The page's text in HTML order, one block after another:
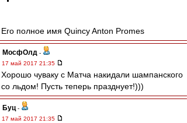
Его полное имя Quincy Anton Promes
МосфОлд -
17 май 2017 21:35
Хорошо чуваку с Матча накидали шампанского
со льдом! Пусть теперь празднует!)))
Буц -
17 май 2017 21:35